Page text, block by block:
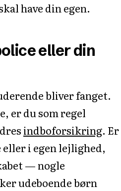
have din egen.
eller din
bliver fanget.
er du som regel
indboforsikring. Er
i egen lejlighed,
— nogle
udeboende børn